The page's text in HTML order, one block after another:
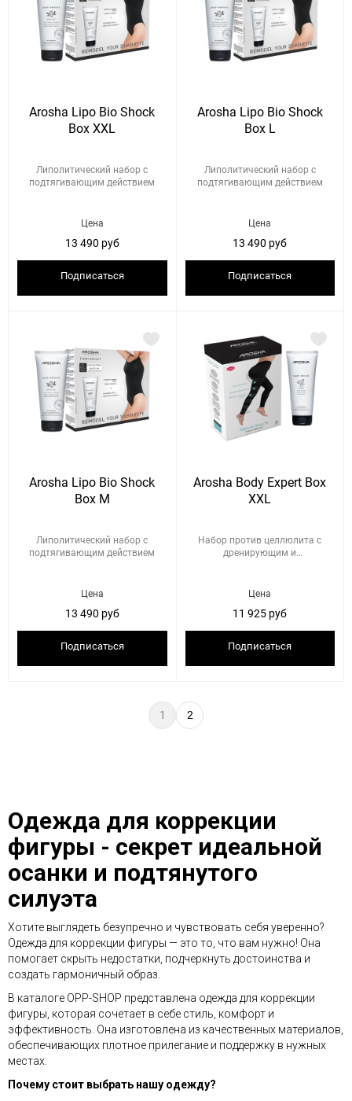
Arosha Lipo Bio Shock
Box XXL
Липолитический набор с
подтягивающим действием
Цена
13 490 руб
Подписаться
Arosha Lipo Bio Shock
Box L
Липолитический набор с
подтягивающим действием
Цена
13 490 руб
Подписаться
Arosha Lipo Bio Shock
Box M
Липолитический набор с
подтягивающим действием
Цена
13 490 руб
Подписаться
Arosha Body Expert Box
XXL
Набор против целлюлита с
дренирующим и
Цена
11 925 руб
Подписаться
1 2
Одежда для коррекции
фигуры - секрет идеальной
осанки и подтянутого
силуэта
Хотите выглядеть безупречно и чувствовать себя уверенно?
Одежда для коррекции фигуры — это то, что вам нужно! Она
помогает скрыть недостатки, подчеркнуть достоинства и
создать гармоничный образ.
В каталоге OPP-SHOP представлена одежда для коррекции
фигуры, которая сочетает в себе стиль, комфорт и
эффективность. Она изготовлена из качественных материалов,
обеспечивающих плотное прилегание и поддержку в нужных
местах.
Почему стоит выбрать нашу одежду?